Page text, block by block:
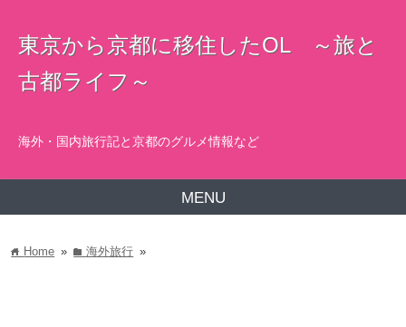
東京から京都に移住したOL ～旅と
古都ライフ～
海外・国内旅行記と京都のグルメ情報など
MENU
home Home » folder海外旅行 »